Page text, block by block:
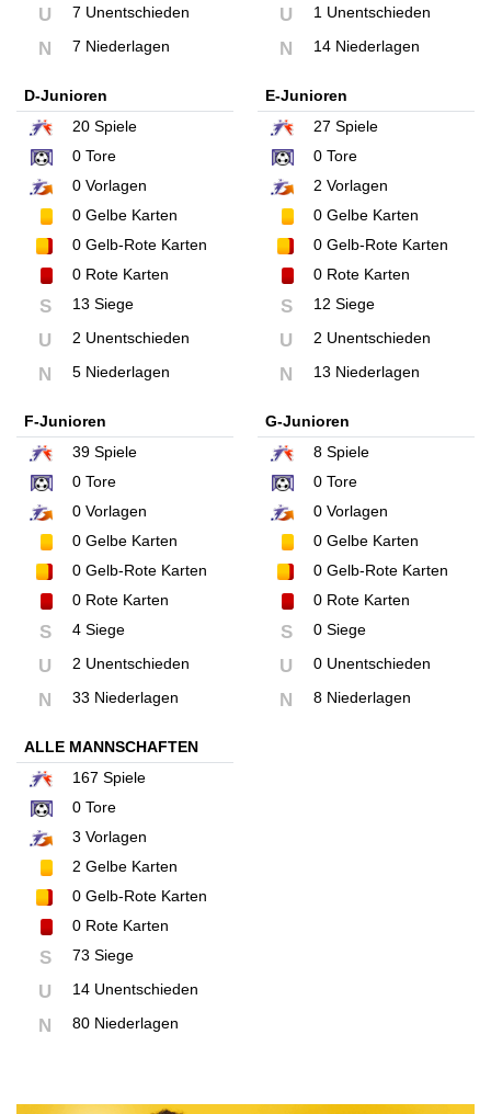
U 7 Unentschieden
N 7 Niederlagen
U 1 Unentschieden
N 14 Niederlagen
D-Junioren
20 Spiele
0 Tore
0 Vorlagen
0 Gelbe Karten
0 Gelb-Rote Karten
0 Rote Karten
S 13 Siege
U 2 Unentschieden
N 5 Niederlagen
E-Junioren
27 Spiele
0Tore
2 Vorlagen
0Gelbe Karten
0Gelb-Rote Karten
0Rote Karten
S 12 Siege
U 2 Unentschieden
N 13 Niederlagen
F-Junioren
39 Spiele
0 Tore
0 Vorlagen
0 Gelbe Karten
0 Gelb-Rote Karten
0 Rote Karten
S 4 Siege
U 2 Unentschieden
N 33 Niederlagen
G-Junioren
8Spiele
0Tore
0Vorlagen
0Gelbe Karten
0Gelb-Rote Karten
0Rote Karten
S 0 Siege
U 0 Unentschieden
N 8 Niederlagen
ALLE MANNSCHAFTEN
167 Spiele
0 Tore
3 Vorlagen
2 Gelbe Karten
0 Gelb-Rote Karten
0 Rote Karten
S 73 Siege
U 14 Unentschieden
N 80 Niederlagen